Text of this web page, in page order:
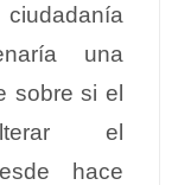
una
sobre si el
el
hace